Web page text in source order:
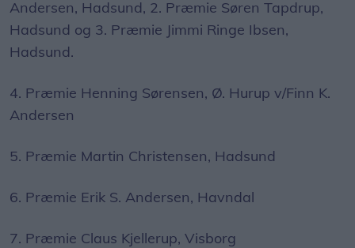
Andersen, Hadsund, 2. Præmie Søren Tapdrup,
Hadsund og 3. Præmie Jimmi Ringe Ibsen,
Hadsund.
4. Præmie Henning Sørensen, Ø. Hurup v/Finn K.
Andersen
5. Præmie Martin Christensen, Hadsund
6. Præmie Erik S. Andersen, Havndal
7. Præmie Claus Kjellerup, Visborg